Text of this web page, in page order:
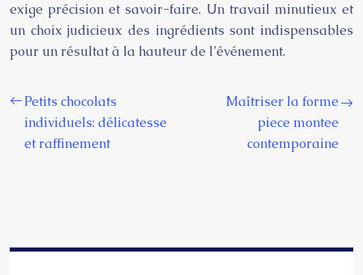
exige précision et savoir-faire. Un travail minutieux et
un choix judicieux des ingrédients sont indispensables
pour un résultat à la hauteur de l’événement.
Petits chocolats
individuels: délicatesse
et raffinement
Maîtriser la forme
piece montee
contemporaine